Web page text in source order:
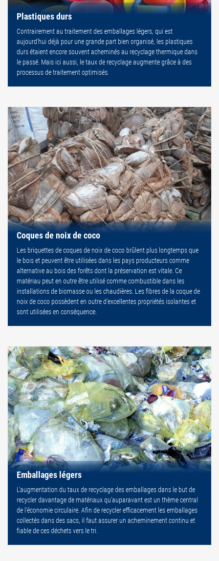
Plastiques durs
Contrairement au traitement des emballages légers, qui est
aujourd’hui déjà pour une grande part bien organisé, les plastiques
durs étaient encore souvent acheminés au recyclage thermique dans
le passé. Mais ici aussi, le taux de recyclage augmente grâce à des
processus de traitement optimisés.
Coques de noix de coco
Les briquettes de coques de noix de coco brûlent plus longtemps que
le bois et peuvent être utilisées dans les pays producteurs comme
alternative au bois des forêts dont la préservation est vitale. Ce
matériau peut en outre être utilisé comme combustible dans les
installations de biomasse ou les chaudières. Les fibres de la coque de
noix de coco possèdent en outre d’excellentes propriétés isolantes et
sont utilisées en conséquence.
Emballages légers
L’augmentation du taux de recyclage des emballages dans le but de
recycler davantage de matériaux qu’auparavant est un thème central
de l’économie circulaire. Afin de recycler efficacement les emballages
collectés dans des sacs, il faut assurer un acheminement continu et
fiable de ces déchets vers le tri.